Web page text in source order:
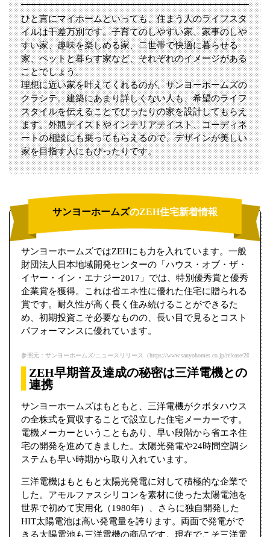
ひと言にマイホームといっても、住まう人のライフスタ
イルは千差万別です。子育てのしやすい家、家事のしや
すい家、趣味を楽しめる家、二世帯で快適に暮らせる
家、ペットと暮らす家など、それぞれのイメージがある
ことでしょう。
理想に近い家を叶えてくれるのが、サンヨーホームズの
クラシテ。建築にあまり詳しくない人も、希望のライフ
スタイルを伝えることでぴったりの家を設計してもらえ
ます。外観テイストやインテリアテイスト、コーディネ
ートの相談にも乗ってもらえるので、デザインが美しい
家を目指す人にもぴったりです。
サンヨーホームズのZEH住宅新着情報
サンヨーホームズではZEHにも力を入れています。一般
財団法人日本地域開発センターの「ハウス・オブ・ザ・
イヤー・イン・エナジー2017」では、特別優秀賞と優秀
企業賞を獲得。これは省エネ性に優れた住宅に贈られる
賞です。耐久性が高く長く住み続けることができるた
め、初期投資こそ必要なものの、長い目で見るとコスト
パフォーマンスに優れています。
参照元：サンヨーホームズ/ニュースリリース（https://www.sanyohomes.co.jp/release/
ZEH早期普及達成の秘密は三洋電機との
連携
サンヨーホームズはもともと、三洋電機がクボタハウス
の全株式を買収することで設立した住宅メーカーです。
電機メーカーということもあり、早い段階から省エネ住
宅の開発を進めてきました。太陽光発電や24時間空調シ
ステムも早い時期から取り入れています。
三洋電機はもともと太陽光発電に対して積極的な企業で
した。アモルファスシリコンを素材に使った太陽電池を
世界で初めて実用化（1980年）、さらに独自開発した
HIT太陽電池は高い発電量を誇ります。両面で発電がで
きる太陽電池も三洋電機の商品です。現在でこそ三洋電